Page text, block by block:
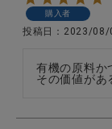
購入者
投稿日 2023/08/
有機の原料か
その価値があ